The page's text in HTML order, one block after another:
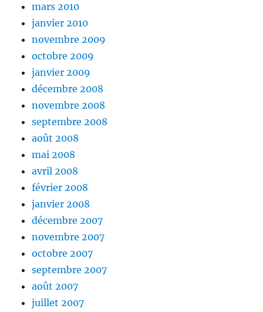
mars 2010
janvier 2010
novembre 2009
octobre 2009
janvier 2009
décembre 2008
novembre 2008
septembre 2008
août 2008
mai 2008
avril 2008
février 2008
janvier 2008
décembre 2007
novembre 2007
octobre 2007
septembre 2007
août 2007
juillet 2007